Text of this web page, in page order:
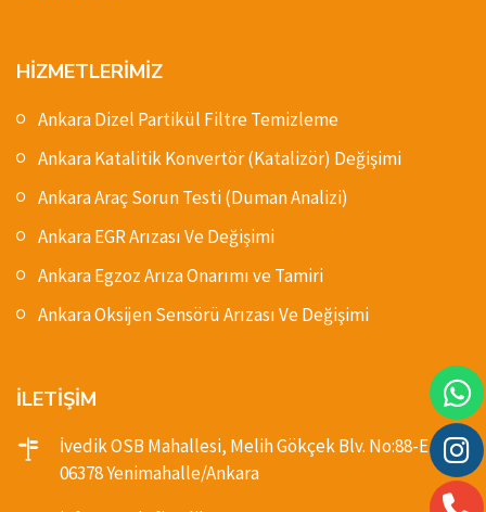
HİZMETLERİMİZ
Ankara Dizel Partikül Filtre Temizleme
Ankara Katalitik Konvertör (Katalizör) Değişimi
Ankara Araç Sorun Testi (Duman Analizi)
Ankara EGR Arızası Ve Değişimi
Ankara Egzoz Arıza Onarımı ve Tamiri
Ankara Oksijen Sensörü Arızası Ve Değişimi
İLETİŞİM
İvedik OSB Mahallesi, Melih Gökçek Blv. No:88-E,
06378 Yenimahalle/Ankara